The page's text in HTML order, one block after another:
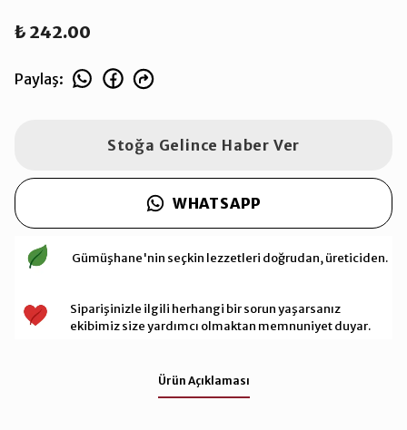
₺ 242.00
Paylaş:
Stoğa Gelince Haber Ver
WHATSAPP
Gümüşhane'nin seçkin lezzetleri doğrudan, üreticiden.
Siparişinizle ilgili herhangi bir sorun yaşarsanız
ekibimiz size yardımcı olmaktan memnuniyet duyar.
Ürün Açıklaması